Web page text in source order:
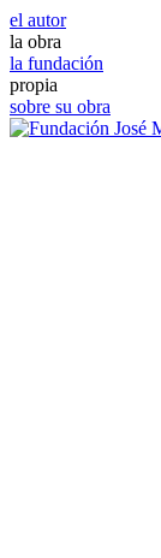
el autor
la obra
la fundación
propia
sobre su obra